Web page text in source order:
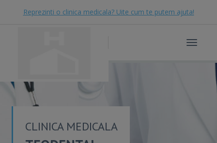
Reprezinti o clinica medicala? Uite cum te putem ajuta!
Toggle
CLINICA MEDICALA